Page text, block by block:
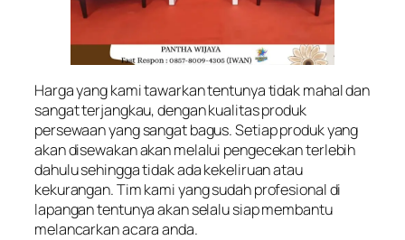
Harga yang kami tawarkan tentunya tidak mahal dan
sangat terjangkau, dengan kualitas produk
persewaan yang sangat bagus. Setiap produk yang
akan disewakan akan melalui pengecekan terlebih
dahulu sehingga tidak ada kekeliruan atau
kekurangan. Tim kami yang sudah profesional di
lapangan tentunya akan selalu siap membantu
melancarkan acara anda.